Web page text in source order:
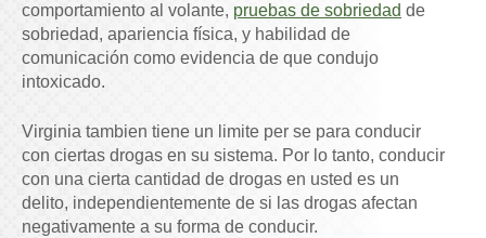
comportamiento al volante, pruebas de sobriedad de
sobriedad, apariencia física, y habilidad de
comunicación como evidencia de que condujo
intoxicado.
Virginia tambien tiene un limite per se para conducir
con ciertas drogas en su sistema. Por lo tanto, conducir
con una cierta cantidad de drogas en usted es un
delito, independientemente de si las drogas afectan
negativamente a su forma de conducir.